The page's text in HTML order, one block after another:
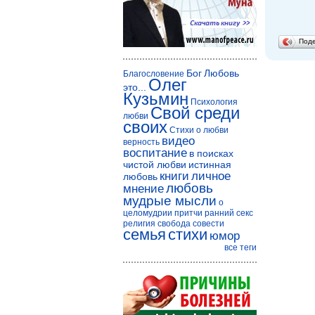
Благословение БогЛюбовь
это...
Олег
Кузьмин Психология
любви Свой среди
своих Стихи о любви
верность видео
воспитание в поисках
чистой любви истинная
любовь книги личное
мнениелюбовь
мудрые мысли о
целомудрии притчи ранний секс
религия свобода совести
семья стихи юмор
все теги